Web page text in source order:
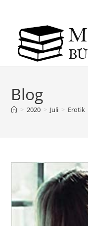
Blog
> 2020 > Juli > Erotik